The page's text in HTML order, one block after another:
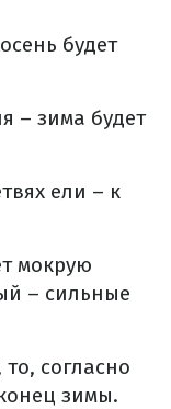
будет
– зима будет
ели – к
мокрую
– сильные
согласно
зимы.​